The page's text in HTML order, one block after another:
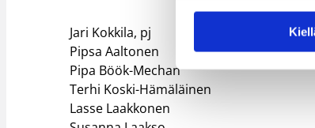
Jari Kokkila, pj​
Pipsa Aaltonen​
Pipa Böök-Mechan​
Terhi Koski-Hämäläinen​
Lasse Laakkonen​